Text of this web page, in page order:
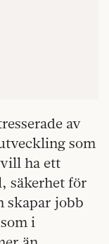
av
som
ha ett
säkerhet för
skapar jobb
i